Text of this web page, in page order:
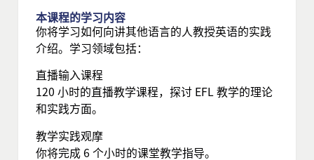
本课程的学习内容
你将学习如何向讲其他语言的人教授英语的实践
介绍。学习领域包括：
直播输入课程
120 小时的直播教学课程，探讨 EFL 教学的理论
和实践方面。
教学实践观摩
你将完成 6 个小时的课堂教学指导。